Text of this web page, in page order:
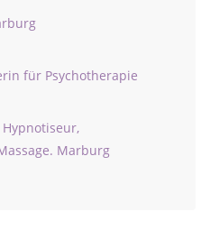
für Psychotherapie
Hypnotiseur,
Marburg